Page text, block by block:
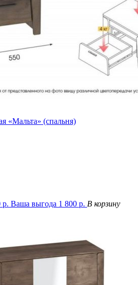
«Мальта» (спальня)
р. Ваша выгода 1 800 р. В корзину